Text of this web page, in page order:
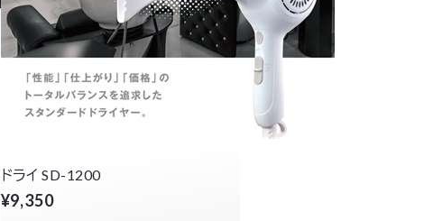
ドライ SD-1200
¥9,350